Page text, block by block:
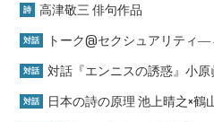
詩 高津敬三 俳句作品
対話 トーク@セクシュアリティ
対話 対話『エンニスの誘惑』小原
対話 日本の詩の原理 池上晴之×鶴